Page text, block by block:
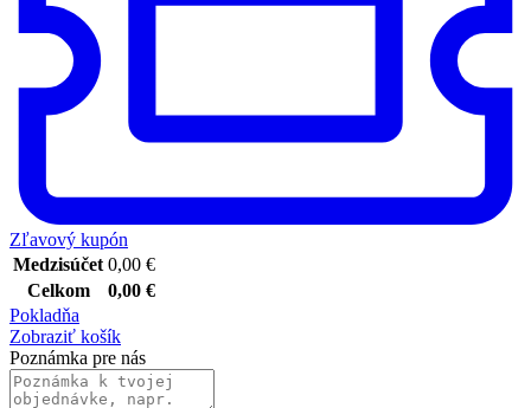
Zľavový kupón
Medzisúčet 0,00 €
Celkom
0,00 €
Pokladňa
Zobraziť košík
Poznámka pre nás